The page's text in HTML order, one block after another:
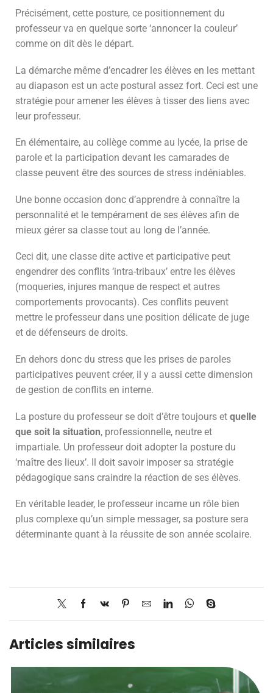
Précisément, cette posture, ce positionnement du
professeur va en quelque sorte ‘annoncer la couleur’
comme on dit dès le départ.
La démarche même d’encadrer les élèves en les mettant
au diapason est un acte postural assez fort. Ceci est une
stratégie pour amener les élèves à tisser des liens avec
leur professeur.
En élémentaire, au collège comme au lycée, la prise de
parole et la participation devant les camarades de
classe peuvent être des sources de stress indéniables.
Une bonne occasion donc d’apprendre à connaître la
personnalité et le tempérament de ses élèves afin de
mieux gérer sa classe tout au long de l’année.
Ceci dit, une classe dite active et participative peut
engendrer des conflits ‘intra-tribaux’ entre les élèves
(moqueries, injures manque de respect et autres
comportements provocants). Ces conflits peuvent
mettre le professeur dans une position délicate de juge
et de défenseurs de droits.
En dehors donc du stress que les prises de paroles
participatives peuvent créer, il y a aussi cette dimension
de gestion de conflits en interne.
La posture du professeur se doit d’être toujours et quelle
que soit la situation, professionnelle, neutre et
impartiale. Un professeur doit adopter la posture du
‘maître des lieux’. Il doit savoir imposer sa stratégie
pédagogique sans craindre la réaction de ses élèves.
En véritable leader, le professeur incarne un rôle bien
plus complexe qu’un simple messager, sa posture sera
déterminante quant à la réussite de son année scolaire.
Articles similaires